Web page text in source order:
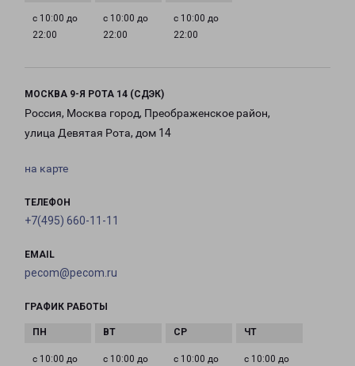
с 10:00 до
22:00
с 10:00 до
22:00
с 10:00 до
22:00
МОСКВА 9-Я РОТА 14 (СДЭК)
Россия, Москва город, Преображенское район,
улица Девятая Рота, дом 14
на карте
ТЕЛЕФОН
+7(495) 660-11-11
EMAIL
pecom@pecom.ru
ГРАФИК РАБОТЫ
с 10:00 до
с 10:00 до
с 10:00 до
с 10:00 до